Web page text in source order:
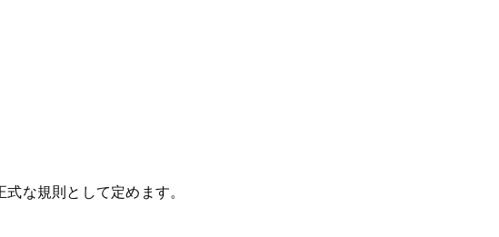
な規則として定めます。